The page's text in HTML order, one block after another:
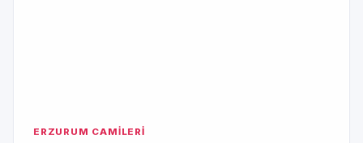
ERZURUM CAMİLERİ